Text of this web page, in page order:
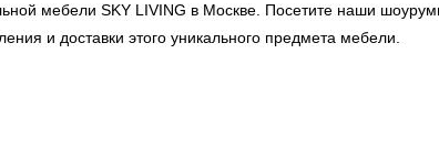
мебели SKY LIVING в Москве. Посетите наши
и доставки этого уникального предмета мебели.